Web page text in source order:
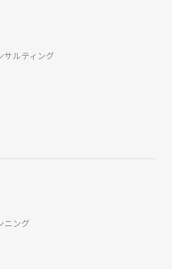
サルティング
ニング